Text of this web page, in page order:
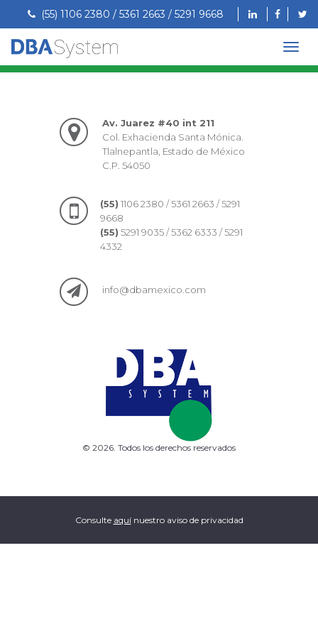
(55) 1106 2380 / 5361 2663 / 5291 9668
Av. Juarez #40 int 211
Col. Exhacienda Santa Mónica.
Tlalnepantla, Estado de México
C.P. 54050
(55) 1106 2380 / 5361 2663 / 5291
9668
(55) 5291 9035 / 5362 6333 / 5291
4332
info@dbamexico.com
© 2026. Todos los derechos reservados
Consulte aquínuestro aviso de privacidad